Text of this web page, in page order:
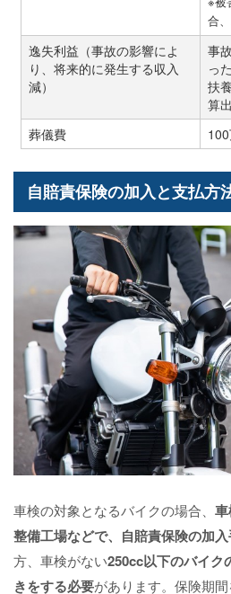
合
逸失利益（事故の影響によ
り、将来的に発生する収入
減）
事
っ
扶
算出
葬儀費
自賠責保険の加入と支払方
車検の対象となるバイクの場合、
整備工場などで、自賠責保険の加入
方、車検がない250cc以下のバイク
きをする必要があります。保険期